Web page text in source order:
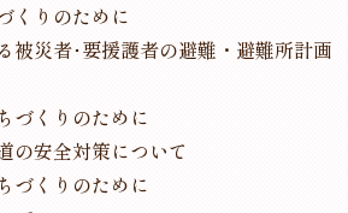
くりのために
被災者･要援護者の避難・避難所計画
づくりのために
の安全対策について
づくりのために